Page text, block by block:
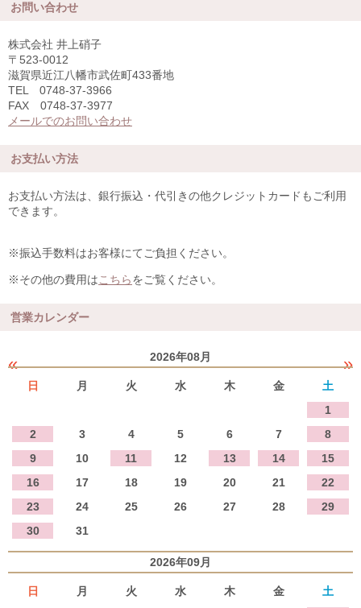
お問い合わせ
株式会社 井上硝子
〒523-0012
滋賀県近江八幡市武佐町433番地
TEL 0748-37-3966
FAX 0748-37-3977
メールでのお問い合わせ
お支払い方法
お支払い方法は、銀行振込・代引きの他クレジットカードもご利用
できます。
※振込手数料はお客様にてご負担ください。
※その他の費用はこちらをご覧ください。
営業カレンダー
« »
2026年08月
日 月 火 水 木 金
土
1
2
3 4 5 6 7
8
9
10 11 12 13 14
15
16
17 18 19 20 21
22
23
24 25 26 27 28
29
30
31
2026年09月
日 月 火 水 木 金
土